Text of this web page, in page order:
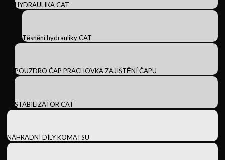
HYDRAULIKA CAT
Těsnění hydrauliky CAT
POUZDRO ČAP PRACHOVKA ZAJIŠTĚNÍ ČAPU
STABILIZÁTOR CAT
NÁHRADNÍ DÍLY KOMATSU